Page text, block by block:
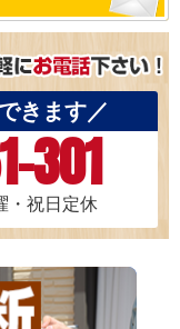
きます／
301
・祝日定休